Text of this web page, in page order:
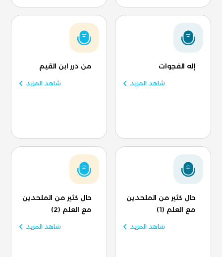
إله الفجوات
شاهد المزيد
من درر ابن القيم
شاهد المزيد
حال كثير من الملحدين
مع العلم (1)
شاهد المزيد
حال كثير من الملحدين
مع العلم (2)
شاهد المزيد